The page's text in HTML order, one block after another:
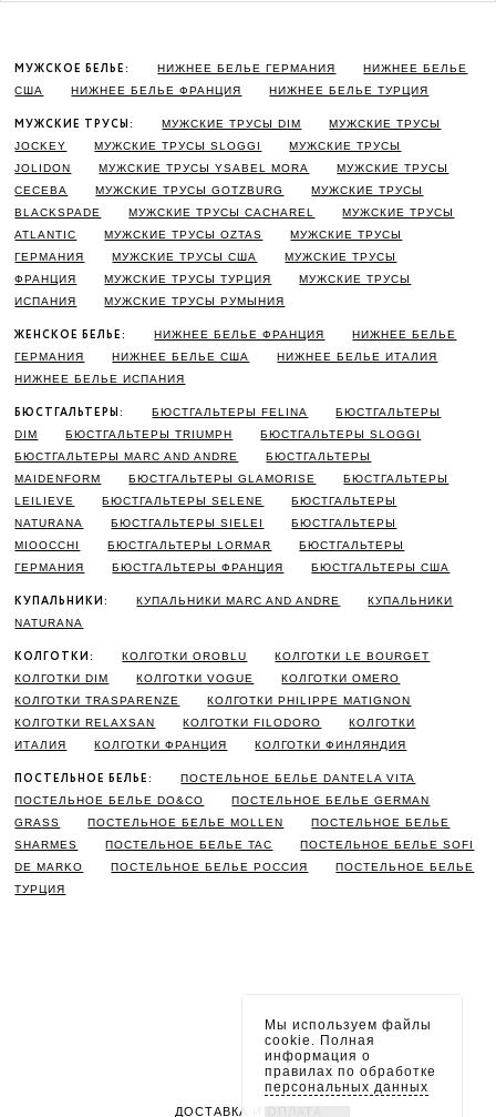
МУЖСКОЕ БЕЛЬЕ: НИЖНЕЕ БЕЛЬЕ ГЕРМАНИЯ
НИЖНЕЕ БЕЛЬЕ
США
НИЖНЕЕ БЕЛЬЕ ФРАНЦИЯ НИЖНЕЕ БЕЛЬЕ ТУРЦИЯ
МУЖСКИЕ ТРУСЫ: МУЖСКИЕ ТРУСЫ DIM
МУЖСКИЕ ТРУСЫ
JOCKEY
МУЖСКИЕ ТРУСЫ SLOGGI
МУЖСКИЕ ТРУСЫ
JOLIDON
МУЖСКИЕ ТРУСЫ YSABEL MORA
МУЖСКИЕ ТРУСЫ
CECEBA
МУЖСКИЕ ТРУСЫ GOTZBURG
МУЖСКИЕ ТРУСЫ
BLACKSPADE
МУЖСКИЕ ТРУСЫ CACHAREL
МУЖСКИЕ ТРУСЫ
ATLANTIC
МУЖСКИЕ ТРУСЫ OZTAS
МУЖСКИЕ ТРУСЫ
ГЕРМАНИЯ
МУЖСКИЕ ТРУСЫ США
МУЖСКИЕ ТРУСЫ
ФРАНЦИЯ
МУЖСКИЕ ТРУСЫ ТУРЦИЯ
МУЖСКИЕ ТРУСЫ
ИСПАНИЯ
МУЖСКИЕ ТРУСЫ РУМЫНИЯ
ЖЕНСКОЕ БЕЛЬЕ: НИЖНЕЕ БЕЛЬЕ ФРАНЦИЯ
НИЖНЕЕ БЕЛЬЕ
ГЕРМАНИЯ
НИЖНЕЕ БЕЛЬЕ США
НИЖНЕЕ БЕЛЬЕ ИТАЛИЯ
НИЖНЕЕ БЕЛЬЕ ИСПАНИЯ
БЮСТГАЛЬТЕРЫ: БЮСТГАЛЬТЕРЫ FELINA
БЮСТГАЛЬТЕРЫ
DIM
БЮСТГАЛЬТЕРЫ TRIUMPH
БЮСТГАЛЬТЕРЫ SLOGGI
БЮСТГАЛЬТЕРЫ MARC AND ANDRE
БЮСТГАЛЬТЕРЫ
MAIDENFORM
БЮСТГАЛЬТЕРЫ GLAMORISE
БЮСТГАЛЬТЕРЫ
LEILIEVE
БЮСТГАЛЬТЕРЫ SELENE
БЮСТГАЛЬТЕРЫ
NATURANA
БЮСТГАЛЬТЕРЫ SIELEI
БЮСТГАЛЬТЕРЫ
MIOOCCHI
БЮСТГАЛЬТЕРЫ LORMAR
БЮСТГАЛЬТЕРЫ
ГЕРМАНИЯ
БЮСТГАЛЬТЕРЫ ФРАНЦИЯ БЮСТГАЛЬТЕРЫ США
КУПАЛЬНИКИ: КУПАЛЬНИКИ MARC AND ANDRE
КУПАЛЬНИКИ
NATURANA
КОЛГОТКИ: КОЛГОТКИ OROBLU
КОЛГОТКИ LE BOURGET
КОЛГОТКИ DIM
КОЛГОТКИ VOGUE
КОЛГОТКИ OMERO
КОЛГОТКИ TRASPARENZE
КОЛГОТКИ PHILIPPE MATIGNON
КОЛГОТКИ RELAXSAN
КОЛГОТКИ FILODORO
КОЛГОТКИ
ИТАЛИЯ
КОЛГОТКИ ФРАНЦИЯ КОЛГОТКИ ФИНЛЯНДИЯ
ПОСТЕЛЬНОЕ БЕЛЬЕ:
ПОСТЕЛЬНОЕ БЕЛЬЕ DANTELA VITA
ПОСТЕЛЬНОЕ БЕЛЬЕ DO&CO
ПОСТЕЛЬНОЕ БЕЛЬЕ GERMAN
GRASS
ПОСТЕЛЬНОЕ БЕЛЬЕ MOLLEN
ПОСТЕЛЬНОЕ БЕЛЬЕ
SHARMES
ПОСТЕЛЬНОЕ БЕЛЬЕ TAC
ПОСТЕЛЬНОЕ БЕЛЬЕ SOFI
DE MARKO
ПОСТЕЛЬНОЕ БЕЛЬЕ РОССИЯ
ПОСТЕЛЬНОЕ БЕЛЬЕ
ТУРЦИЯ
ДОСТАВКА И ОПЛАТА
Мы используем файлы
cookie. Полная
информация о
правилах по обработке
персональных данных